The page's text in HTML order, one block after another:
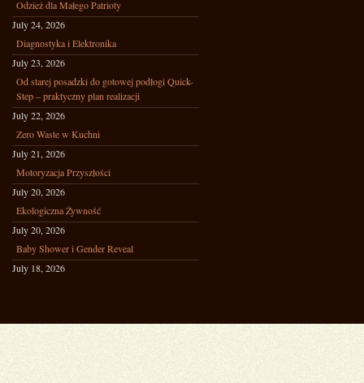
Odzież dla Małego Patrioty
July 24, 2026
Diagnostyka i Elektronika
July 23, 2026
Od starej posadzki do gotowej podłogi Quick-
Step – praktyczny plan realizacji
July 22, 2026
Zero Waste w Kuchni
July 21, 2026
Motoryzacja Przyszłości
July 20, 2026
Ekologiczna Żywność
July 20, 2026
Baby Shower i Gender Reveal
July 18, 2026